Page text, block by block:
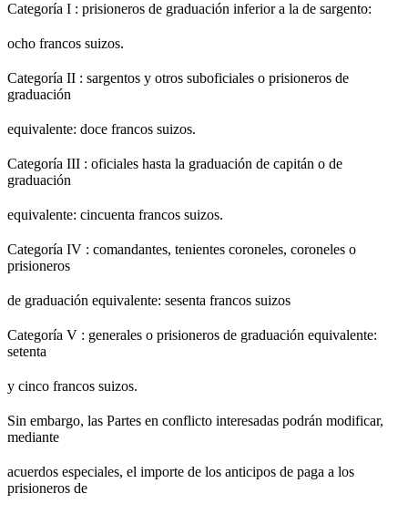
Categoría I : prisioneros de graduación inferior a la de sargento:
ocho francos suizos.
Categoría II : sargentos y otros suboficiales o prisioneros de
graduación
equivalente: doce francos suizos.
Categoría III : oficiales hasta la graduación de capitán o de
graduación
equivalente: cincuenta francos suizos.
Categoría IV : comandantes, tenientes coroneles, coroneles o
prisioneros
de graduación equivalente: sesenta francos suizos
Categoría V : generales o prisioneros de graduación equivalente:
setenta
y cinco francos suizos.
Sin embargo, las Partes en conflicto interesadas podrán modificar,
mediante
acuerdos especiales, el importe de los anticipos de paga a los
prisioneros de